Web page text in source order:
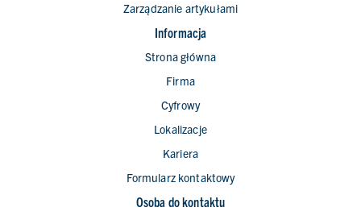
Zarządzanie artykułami
Informacja
Strona główna
Firma
Cyfrowy
Lokalizacje
Kariera
Formularz kontaktowy
Osoba do kontaktu